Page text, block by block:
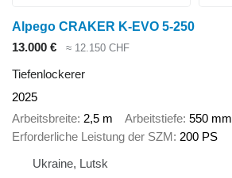
Alpego CRAKER K-EVO 5-250
13.000 €
≈ 12.150 CHF
Tiefenlockerer
2025
Arbeitsbreite 2,5 m Arbeitstiefe 550 mm
Erforderliche Leistung der SZM 200 PS
Ukraine, Lutsk